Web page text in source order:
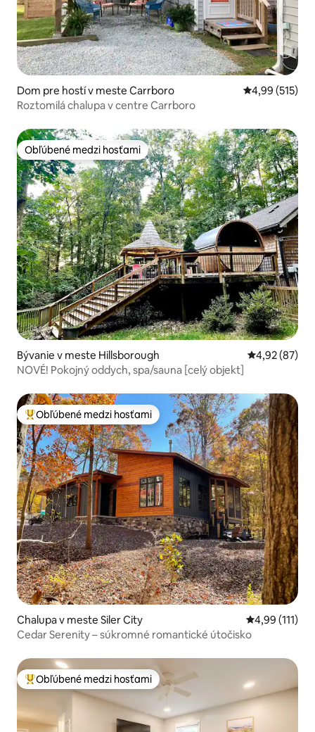
Dom pre hostí v meste Carrboro Priemerné
4,99 (515)
Roztomilá chalupa v centre Carrboro
Obľúbené medzi hosťami
Obľúbené medzi hosťami
Bývanie v meste Hillsborough Priemerné
4,92 (87)
NOVÉ! Pokojný oddych, spa/sauna [celý objekt]
Najobľúbenejšie medzi hosťami
Obľúbené medzi hosťami
Chalupa v meste Siler City Priemerné
4,99 (111)
Cedar Serenity – súkromné romantické útočisko
Najobľúbenejšie medzi hosťami
Obľúbené medzi hosťami